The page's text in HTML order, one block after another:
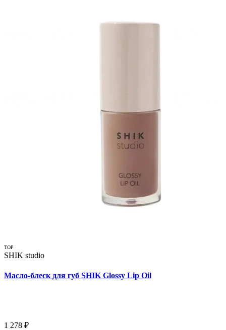
TOP
SHIK studio
Масло-блеск для губ SHIK Glossy Lip Oil
1 278 ₽